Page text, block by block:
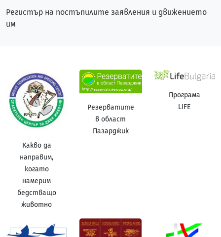
Регистър на постъпилите заявления и движението
им
Какво да
направим,
когато
намерим
бедстващо
животно
Резерватите
в област
Пазарджик
Програма
LIFE